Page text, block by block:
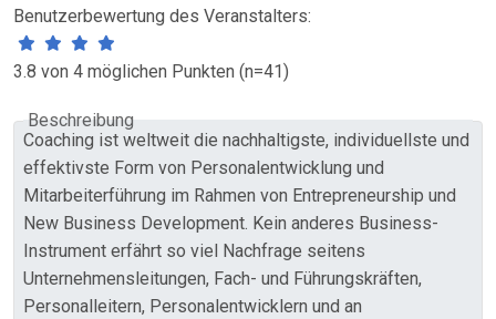
Benutzerbewertung des Veranstalters:
3.8 von 4 möglichen Punkten (n=41)
Beschreibung
Coaching ist weltweit die nachhaltigste, individuellste und
effektivste Form von Personalentwicklung und
Mitarbeiterführung im Rahmen von Entrepreneurship und
New Business Development. Kein anderes Business-
Instrument erfährt so viel Nachfrage seitens
Unternehmensleitungen, Fach- und Führungskräften,
Personalleitern, Personalentwicklern und an